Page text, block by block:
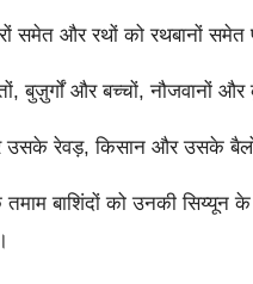
समेत और रथों को रथबानों समेत
बुज़ुर्गों और बच्चों, नौजवानों और
उसके रेवड़, किसान और उसके बैलों,
बाशिंदों को उनकी